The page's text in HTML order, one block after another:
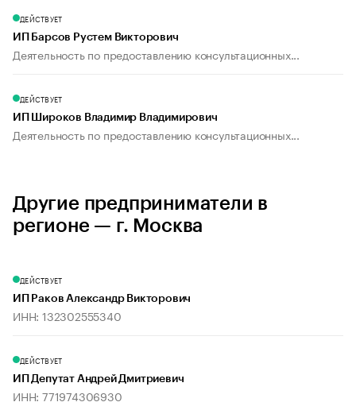
ДЕЙСТВУЕТ
ИП Барсов Рустем Викторович
Деятельность по предоставлению консультационных...
ДЕЙСТВУЕТ
ИП Широков Владимир Владимирович
Деятельность по предоставлению консультационных...
Другие предприниматели в
регионе — г. Москва
ДЕЙСТВУЕТ
ИП Раков Александр Викторович
ИНН: 132302555340
ДЕЙСТВУЕТ
ИП Депутат Андрей Дмитриевич
ИНН: 771974306930